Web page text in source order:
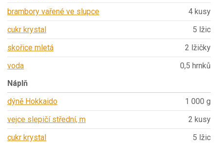
brambory vařené ve slupce
4 kusy
cukr krystal
5 lžic
skořice mletá
2 lžičky
voda
0,5 hrnků
Náplň
dýně Hokkaido
1 000 g
vejce slepičí střední, m
2 kusy
cukr krystal
5 lžic